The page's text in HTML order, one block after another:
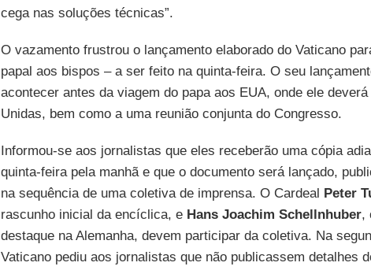
cega nas soluções técnicas”.
O vazamento frustrou o lançamento elaborado do Vaticano
papal aos bispos – a ser feito na quinta-feira. O seu
acontecer antes da viagem do papa aos EUA, onde ele
Unidas, bem como a uma reunião conjunta do Congresso.
Informou-se aos jornalistas que eles receberão uma cópia
quinta-feira pela manhã e que o documento será lançado,
na sequência de uma coletiva de imprensa. O Cardeal Peter
rascunho inicial da encíclica, e Hans Joachim Schellnhuber,
destaque na Alemanha, devem participar da coletiva. Na
Vaticano pediu aos jornalistas que não publicassem detalhes